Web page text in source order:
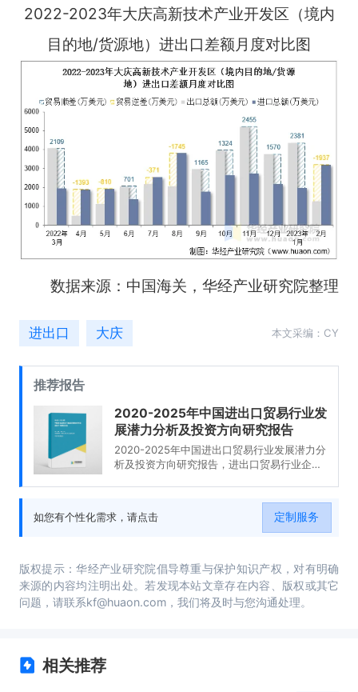
2022-2023年大庆高新技术产业开发区（境内
目的地/货源地）进出口差额月度对比图
数据来源：中国海关，华经产业研究院整理
进出口 大庆 本文采编：CY
推荐报告
2020-2025年中国进出口贸易行业发
展潜力分析及投资方向研究报告
2020-2025年中国进出口贸易行业发展潜力分
析及投资方向研究报告，进出口贸易行业企业
易行业投资风险与营销分析，2020-2025年中
国进出口贸易行业发展战略及规划建议。
如您有个性化需求，请点击 定制服务
版权提示：华经产业研究院倡导尊重与保护知识产权，对有明确
来源的内容均注明出处。若发现本站文章存在内容、版权或其它
问题，请联系kf@huaon.com，我们将及时与您沟通处理。
相关推荐